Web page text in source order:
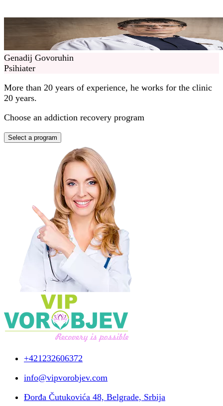
Genadij Govoruhin
Psihiater
More than 20 years of experience, he works for the clinic
20 years.
Choose an addiction recovery program
Select a program
+421232606372
info@vipvorobjev.com
Đorđa Čutukovića 48, Belgrade, Srbija